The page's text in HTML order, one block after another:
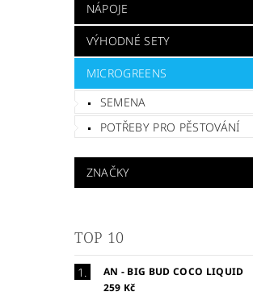
NÁPOJE
VÝHODNÉ SETY
MICROGREENS
SEMENA
POTŘEBY PRO PĚSTOVÁNÍ
ZNAČKY
TOP 10
AN - BIG BUD COCO LIQUID
259 Kč